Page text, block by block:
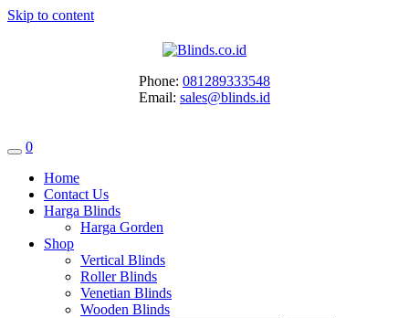
Skip to content
Phone: 081289333548
Email: sales@blinds.id
0
Home
Contact Us
Harga Blinds
Harga Gorden
Shop
Vertical Blinds
Roller Blinds
Venetian Blinds
Wooden Blinds